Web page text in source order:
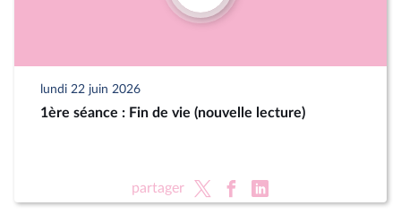
lundi 22 juin 2026
1ère séance : Fin de vie (nouvelle lecture)
partager